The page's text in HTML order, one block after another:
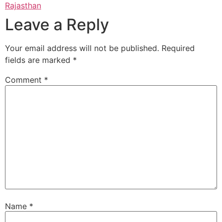
Rajasthan
Leave a Reply
Your email address will not be published. Required
fields are marked *
Comment *
Name *